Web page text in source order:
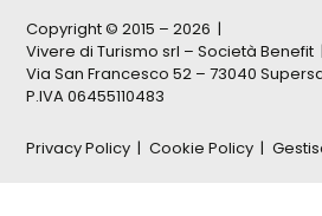
Copyright © 2015 – 2026
Vivere di Turismo srl – Società Benefit
Via San Francesco 52 – 73040
P.IVA 06455110483
Privacy Policy Cookie Policy